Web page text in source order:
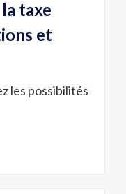
taxe
et
les possibilités